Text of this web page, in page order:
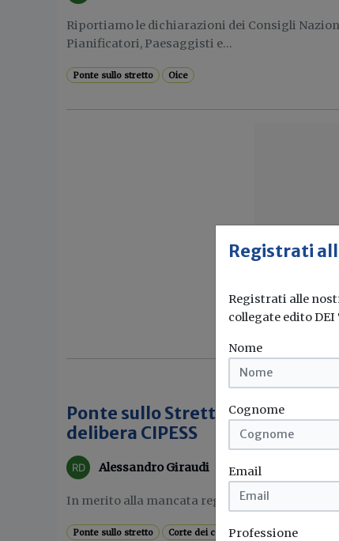
Riportiamo le dichiarazioni dei Consigli
Pianificatori, Paesaggisti e...
Ponte sullo stretto Oice
Ponte sullo Stretto: stop dalla
delibera CIPESS
Alessandro Giraudi
In merito alla mancata registrazione da parte
Ponte sullo stretto Corte dei conti
Registrati
Registrati alle
collegate edito
Nome
Cognome
Email
Professione